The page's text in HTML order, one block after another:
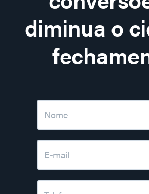
diminua o